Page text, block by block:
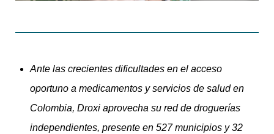
Ante las crecientes dificultades en el acceso
oportuno a medicamentos y servicios de salud en
Colombia, Droxi aprovecha su red de droguerías
independientes, presente en 527 municipios y 32